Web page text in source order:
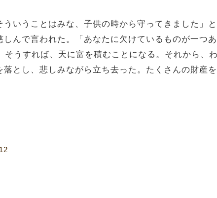
いうことはみな、子供の時から守ってきました」と
んで言われた。「あなたに欠けているものが一つ
うすれば、天に富を積むことになる。それから、
とし、悲しみながら立ち去った。たくさんの財産